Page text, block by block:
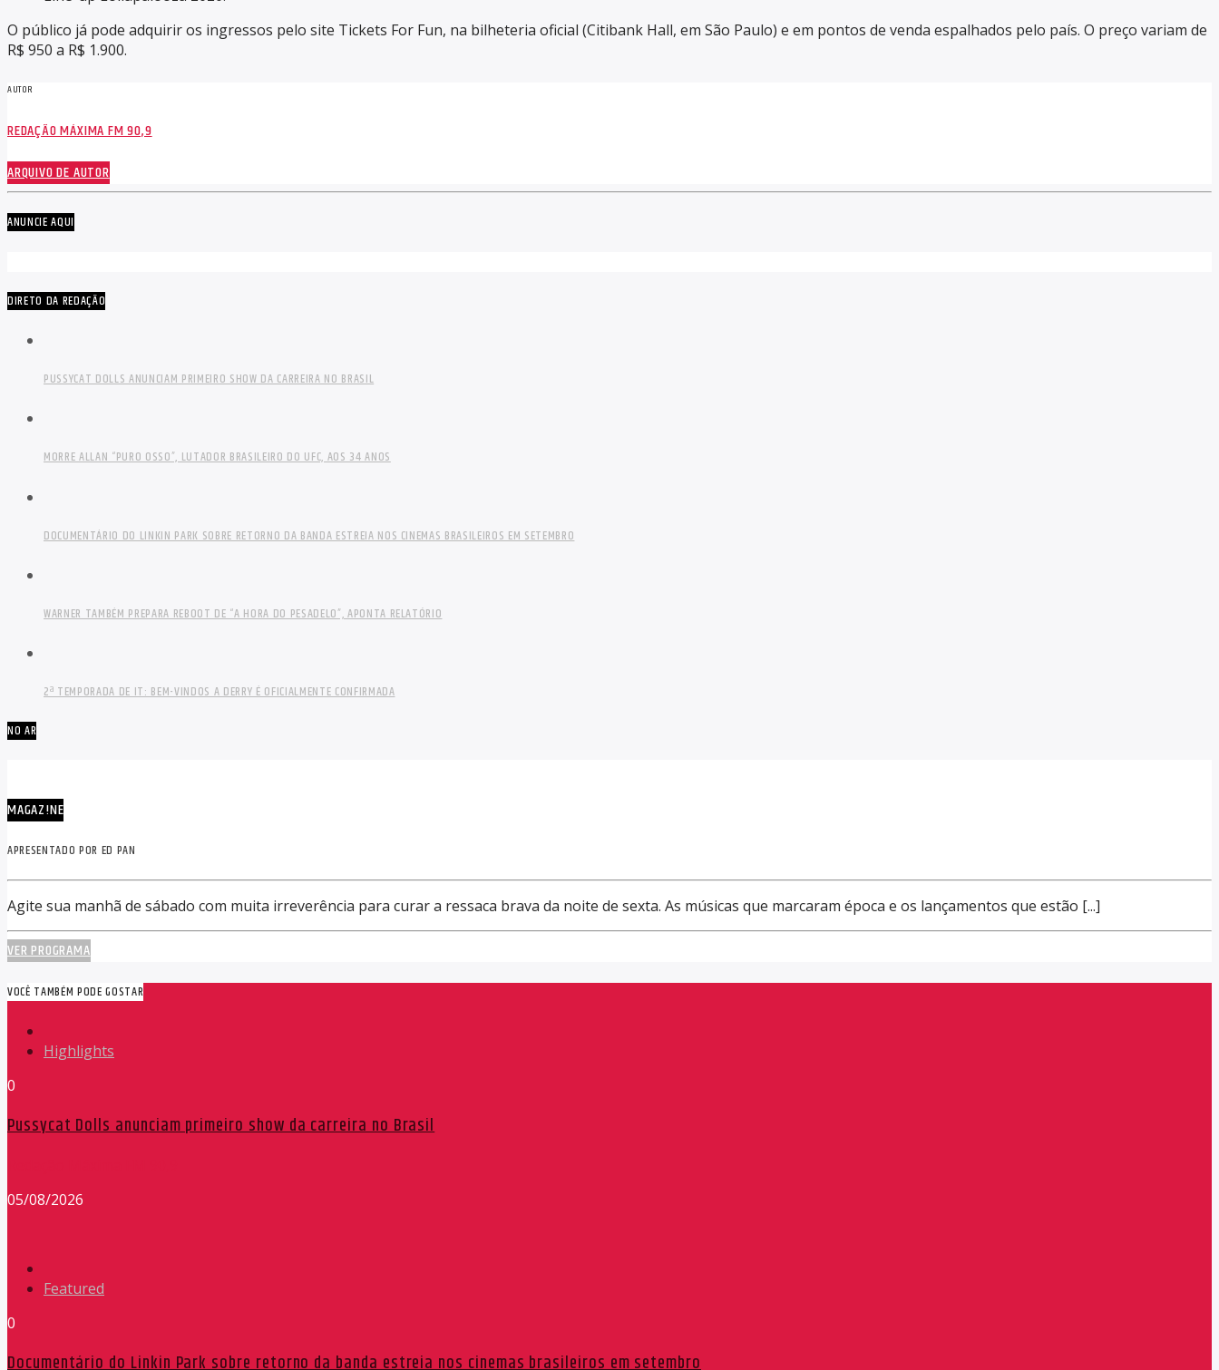
O público já pode adquirir os ingressos pelo site Tickets For Fun, na bilheteria oficial (Citibank Hall, em São Paulo) e em pontos de venda espalhados pelo país. O preço variam de
R$ 950 a R$ 1.900.
AUTOR
REDAÇÃO MÁXIMA FM 90,9
ARQUIVO DE AUTOR
ANUNCIE AQUI
DIRETO DA REDAÇÃO
PUSSYCAT DOLLS ANUNCIAM PRIMEIRO SHOW DA CARREIRA NO BRASIL
MORRE ALLAN “PURO OSSO”, LUTADOR BRASILEIRO DO UFC, AOS 34 ANOS
DOCUMENTÁRIO DO LINKIN PARK SOBRE RETORNO DA BANDA ESTREIA NOS CINEMAS BRASILEIROS EM SETEMBRO
WARNER TAMBÉM PREPARA REBOOT DE “A HORA DO PESADELO”, APONTA RELATÓRIO
2ª TEMPORADA DE IT: BEM-VINDOS A DERRY É OFICIALMENTE CONFIRMADA
NO AR
MAGAZ!NE
APRESENTADO POR ED PAN
Agite sua manhã de sábado com muita irreverência para curar a ressaca brava da noite de sexta. As músicas que marcaram época e os lançamentos que estão [...]
VER PROGRAMA
VOCÊ TAMBÉM PODE GOSTAR
Highlights
0
Pussycat Dolls anunciam primeiro show da carreira no Brasil
05/08/2026
Featured
0
Documentário do Linkin Park sobre retorno da banda estreia nos cinemas brasileiros em setembro